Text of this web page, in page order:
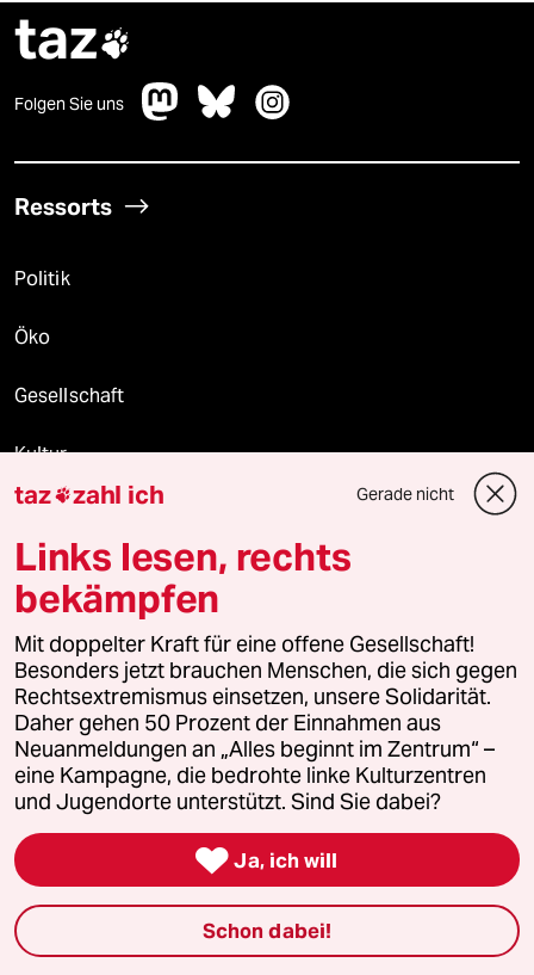
taz
Folgen Sie uns
Ressorts
Politik
Öko
Gesellschaft
Kultur
Berlin
Nord
Wahrheit
Themen
Hitze
Krieg in der Ukraine
taz zahl ich Gerade nicht
Links lesen, rechts
bekämpfen
Mit doppelter Kraft für eine offene Gesellschaft!
Besonders jetzt brauchen Menschen, die sich gegen
Rechtsextremismus einsetzen, unsere Solidarität.
Daher gehen 50 Prozent der Einnahmen aus
Neuanmeldungen an „Alles beginnt im Zentrum“ –
eine Kampagne, die bedrohte linke Kulturzentren
und Jugendorte unterstützt. Sind Sie dabei?
 Ja, ich will
Schon dabei!